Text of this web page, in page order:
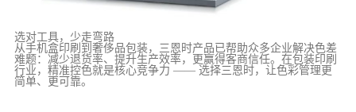
选对工具，少走弯路
从手机盒印刷到奢侈品包装，三恩时产品已帮助众多企业解决色差
难题：减少退货率、提升生产效率，更赢得客商信任。在包装印刷
行业，精准控色就是核心竞争力 —— 选择三恩时，让色彩管理更
简单、更可靠。